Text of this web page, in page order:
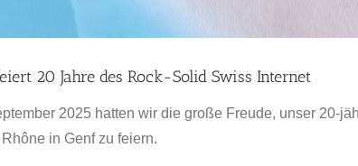
20 Jahre des Rock-Solid Swiss Internet
2025 hatten wir die große Freude, unser 20-
in Genf zu feiern.